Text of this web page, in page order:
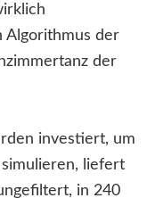
Algorithmus der
der
investiert, um
liefert
in 240